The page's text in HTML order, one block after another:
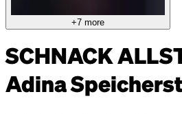
+7 more
SCHNACK
Adina